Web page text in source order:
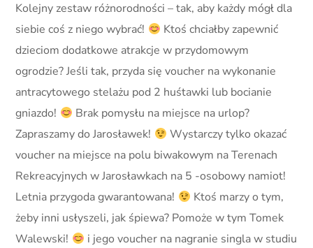
Kolejny zestaw różnorodności – tak, aby każdy mógł dla
siebie coś z niego wybrać!
Ktoś chciałby zapewnić
dzieciom dodatkowe atrakcje w przydomowym
ogrodzie? Jeśli tak, przyda się voucher na wykonanie
antracytowego stelażu pod 2 huśtawki lub bocianie
gniazdo!
Brak pomysłu na miejsce na urlop?
Zapraszamy do Jarosławek!
Wystarczy tylko okazać
voucher na miejsce na polu biwakowym na Terenach
Rekreacyjnych w Jarosławkach na 5 -osobowy namiot!
Letnia przygoda gwarantowana!
Ktoś marzy o tym,
żeby inni usłyszeli, jak śpiewa? Pomoże w tym Tomek
Walewski!
i jego voucher na nagranie singla w studiu